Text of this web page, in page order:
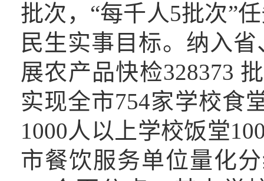
批次，“每千人5批次”
民生实事目标。纳入
展农产品快检328373
实现全市754家学校食
1000人以上学校饭堂
市餐饮服务单位量化